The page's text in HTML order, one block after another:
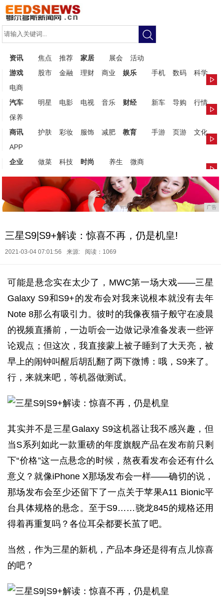
资讯 焦点 推荐 家居 展会
活动
游戏
股市 金融 理财 商业 娱乐 手机 数码
科学
电商
汽车
明星 电影 电视 音乐 财经 新车 导购
行情
保养
商讯
护肤 彩妆 服饰 减肥 教育 手游 页游
文化
APP
企业
做菜 科技 时尚 养生 微商
广告
三星S9|S9+解读：惊喜不再，仍是机皇!
2021-03-04 07:01:56 来源: 阅读：1069
可能是悬念实在太少了，MWC第一场大戏——三星
Galaxy S9和S9+的发布会对我来说根本就没有去年
Note 8那么有吸引力。彼时的我像夜猫子般守在凌晨
的视频直播前，一边听会一边做记录准备发表一些评
论观点；但这次，我直接蒙上被子睡到了大天亮，被
早上的闹钟叫醒后胡乱翻了两下微博：哦，S9来了。
行，来就来吧，等机器做测试。
其实并不是三星Galaxy S9这机器让我不感兴趣，但
当S系列如此一款重磅的年度旗舰产品在发布前只剩
下“价格”这一点悬念的时候，熬夜看发布会还有什么
意义？就像iPhone X那场发布会一样——确切的说，
那场发布会至少还留下了一点关于苹果A11 Bionic平
台具体规格的悬念。至于S9……骁龙845的规格还用
得着再重复吗？各位耳朵都要长茧了吧。
当然，作为三星的新机，产品本身还是得有点儿惊喜
的吧？